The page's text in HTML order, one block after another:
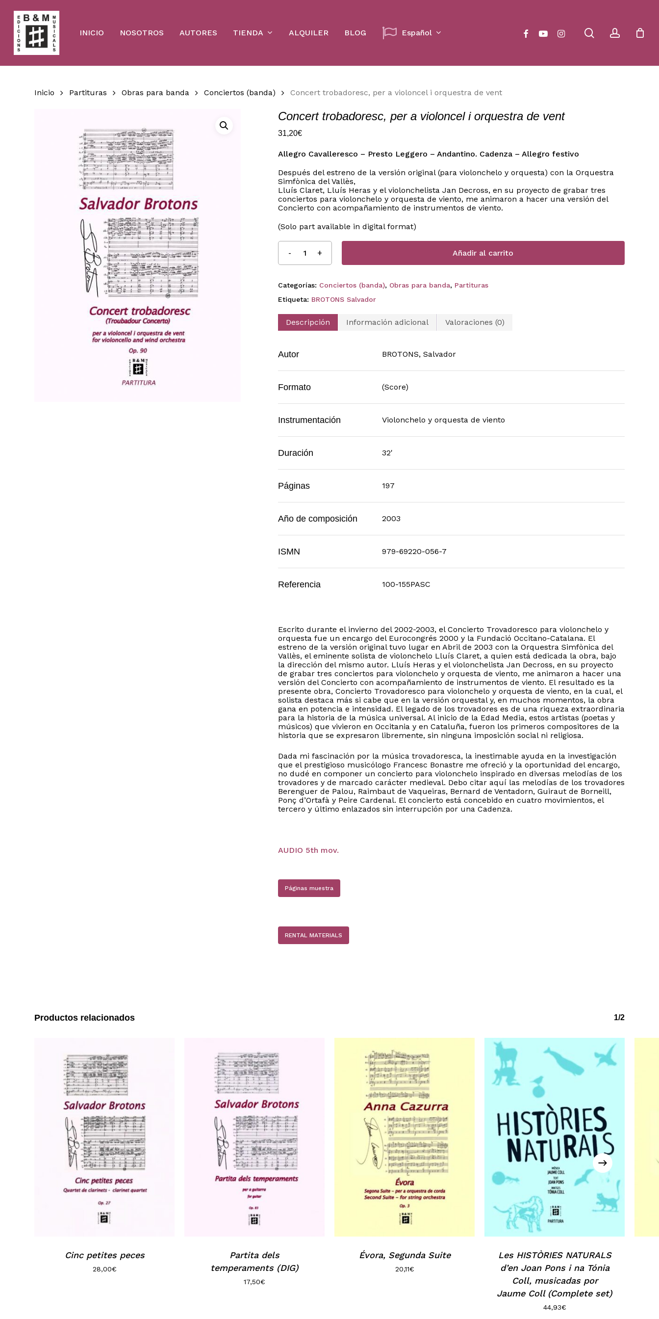
main
content
INICIO NOSOTROS AUTORES TIENDA ALQUILER BLOG Español searchaccount
facebookyoutubeinstagram Cart
Inicio Partituras Obras para banda Conciertos (banda) Concert trobadoresc, per a violoncel i orquestra de vent
Concert trobadoresc, per a violoncel i orquestra de vent
31,20€
Allegro Cavalleresco – Presto Leggero – Andantino. Cadenza – Allegro festivo
Después del estreno de la versión original (para violonchelo y orquesta) con la Orquestra
Simfònica del Vallès,
Lluís Claret, Lluís Heras y el violonchelista Jan Decross, en su proyecto de grabar tres
conciertos para violonchelo y orquesta de viento, me animaron a hacer una versión del
Concierto con acompañamiento de instrumentos de viento.
(Solo part available in digital format)
Añadir al carrito
Categorías: Conciertos (banda), Obras para banda, Partituras
Etiqueta: BROTONS Salvador
Descripción Información adicional Valoraciones (0)
Autor BROTONS, Salvador
Formato (Score)
Instrumentación Violonchelo y orquesta de viento
Duración 32'
Páginas 197
Año de composición 2003
ISMN 979-69220-056-7
Referencia 100-155PASC
Escrito durante el invierno del 2002-2003, el Concierto Trovadoresco para violonchelo y
orquesta fue un encargo del Eurocongrés 2000 y la Fundació Occitano-Catalana. El
estreno de la versión original tuvo lugar en Abril de 2003 con la Orquestra Simfònica del
Vallès, el eminente solista de violonchelo Lluís Claret, a quien está dedicada la obra, bajo
la dirección del mismo autor. Lluís Heras y el violonchelista Jan Decross, en su proyecto
de grabar tres conciertos para violonchelo y orquesta de viento, me animaron a hacer una
versión del Concierto con acompañamiento de instrumentos de viento. El resultado es la
presente obra, Concierto Trovadoresco para violonchelo y orquesta de viento, en la cual, el
solista destaca más si cabe que en la versión orquestal y, en muchos momentos, la obra
gana en potencia e intensidad. El legado de los trovadores es de una riqueza extraordinaria
para la historia de la música universal. Al inicio de la Edad Media, estos artistas (poetas y
músicos) que vivieron en Occitania y en Cataluña, fueron los primeros compositores de la
historia que se expresaron libremente, sin ninguna imposición social ni religiosa.
Dada mi fascinación por la música trovadoresca, la inestimable ayuda en la investigación
que el prestigioso musicólogo Francesc Bonastre me ofreció y la oportunidad del encargo,
no dudé en componer un concierto para violonchelo inspirado en diversas melodías de los
trovadores y de marcado carácter medieval. Debo citar aquí las melodías de los trovadores
Berenguer de Palou, Raimbaut de Vaqueiras, Bernard de Ventadorn, Guiraut de Borneill,
Ponç d’Ortafà y Peire Cardenal. El concierto está concebido en cuatro movimientos, el
tercero y último enlazados sin interrupción por una Cadenza.
AUDIO 5th mov.
Páginas muestra
RENTAL MATERIALS
Productos relacionados 1/2
Cinc petites peces
28,00€
Partita dels
temperaments (DIG)
17,50€
Évora, Segunda Suite
20,11€
Les HISTÒRIES NATURALS
d’en Joan Pons i na Tónia
Coll, musicadas por
Jaume Coll (Complete set)
44,93€